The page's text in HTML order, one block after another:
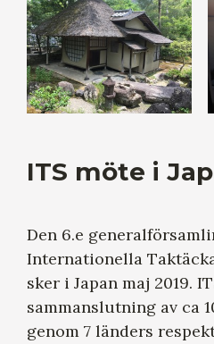
ITS möte i
Den 6.e
Internationella
sker i Japan maj 2019.
sammanslutning av ca
genom 7 länders